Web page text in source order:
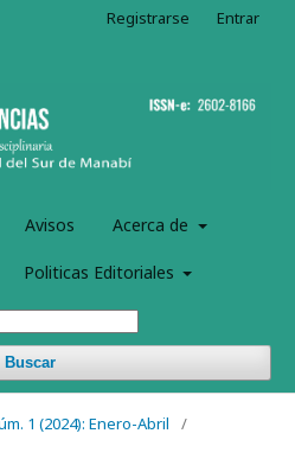
Avisos Acerca de
Politicas Editoriales
Buscar
Registrarse Entrar
1 (2024): Enero-Abril
/